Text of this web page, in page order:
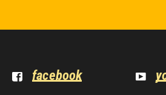
facebook